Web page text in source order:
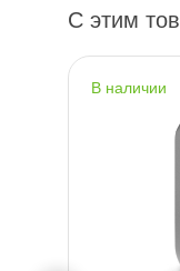
С этим
наличии